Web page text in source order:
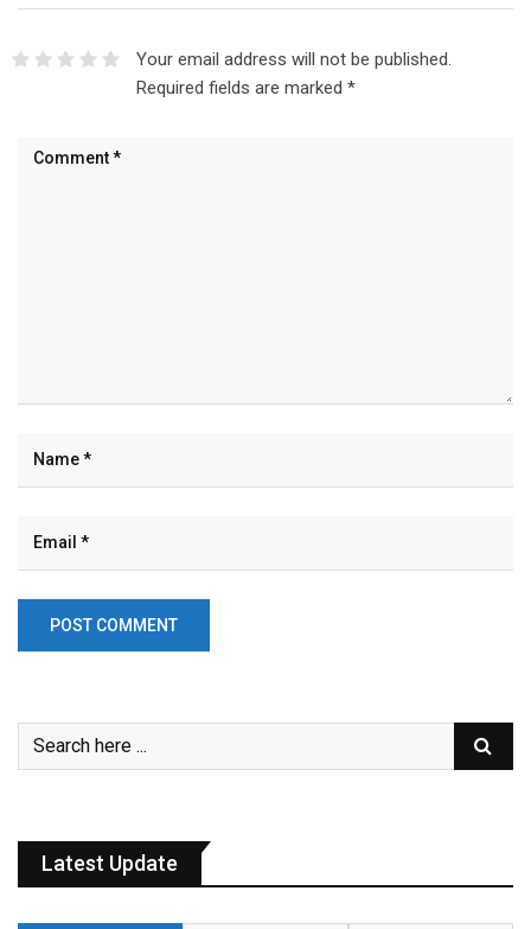
Your email address will not be published.
Required fields are marked *
Latest Update